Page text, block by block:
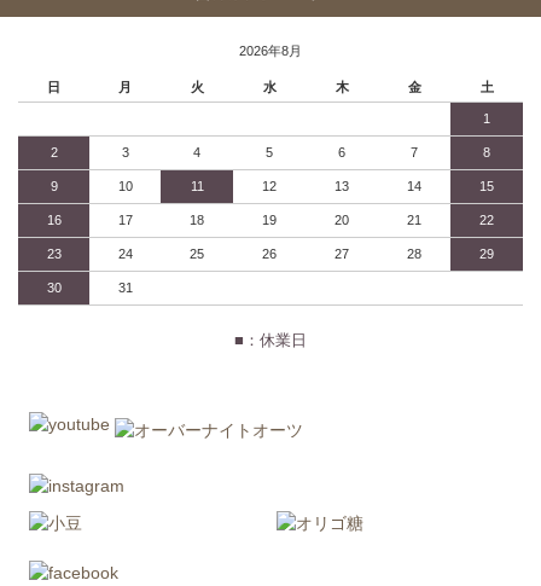
2026年8月
日 月 火 水 木 金 土
1
2 3 4 5 6 7 8
9 10 11 12 13 14 15
16 17 18 19 20 21 22
23 24 25 26 27 28 29
30 31
■：休業日